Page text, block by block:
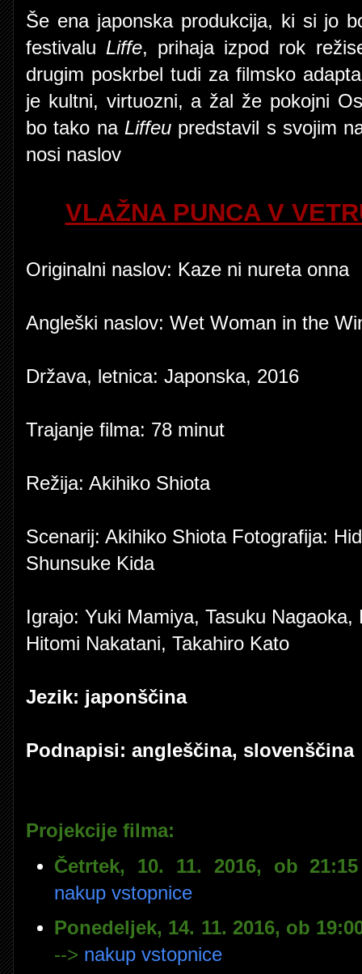
Še ena japonska produkcija, ki si jo
festivalu Liffe, prihaja izpod rok
drugim poskrbel tudi za filmsko
je kultni, virtuozni, a žal že pokojni
bo tako na Liffeupredstavil s svojim
nosi naslov
VLAŽNA PUNCA V
Originalni naslov: Kaze ni nureta onna
Angleški naslov: Wet Woman in the
Država, letnica: Japonska, 2016
Trajanje filma: 78 minut
Režija: Akihiko Shiota
Scenarij: Akihiko Shiota Fotografija:
Shunsuke Kida
Igrajo: Yuki Mamiya, Tasuku
Hitomi Nakatani, Takahiro Kato
Jezik: japonščina
Podnapisi: angleščina, slovenščina
Projekcije filma:
Četrtek, 10. 11. 2016, ob
nakup vstopnice
Ponedeljek, 14. 11. 2016, ob
--> nakup vstopnice